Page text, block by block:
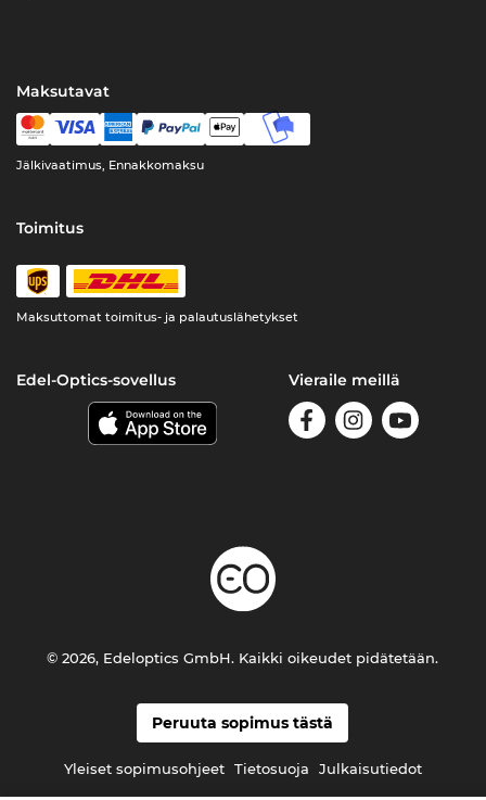
Maksutavat
Jälkivaatimus, Ennakkomaksu
Toimitus
Maksuttomat toimitus- ja palautuslähetykset
Edel-Optics-sovellus Vieraile meillä
Peruuta sopimus tästä
Yleiset sopimusohjeet Tietosuoja Julkaisutiedot
© 2026, Edeloptics GmbH. Kaikki oikeudet pidätetään.